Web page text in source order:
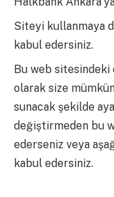
Siteyi kullanmaya
kabul edersiniz.
Bu web sitesindeki
olarak size
sunacak şekilde
değiştirmeden bu
ederseniz veya
kabul edersiniz.